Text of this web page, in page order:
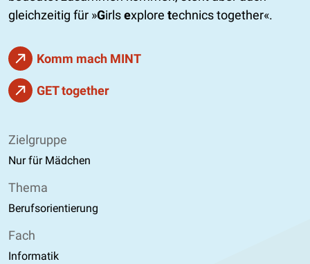
gleichzeitig für Girlsexplore technics together .
Komm mach MINT
GET together
Zielgruppe
Nur für Mädchen
Thema
Berufsorientierung
Fach
Informatik